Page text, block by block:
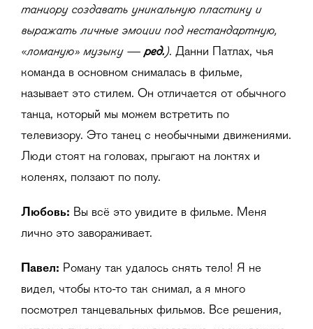
танцору создавать уникальную пластику и
выражать личные эмоции под нестандартную,
«ломаную» музыку — ред.). Данни Патлах, чья
команда в основном снималась в фильме,
называет это стилем. Он отличается от обычного
танца, который мы можем встретить по
телевизору. Это танец с необычными движениями.
Люди стоят на головах, прыгают на локтях и
коленях, ползают по полу.
Любовь: Вы всё это увидите в фильме. Меня
лично это завораживает.
Павел: Роману так удалось снять тело! Я не
видел, чтобы кто-то так снимал, а я много
посмотрел танцевальных фильмов. Все решения,